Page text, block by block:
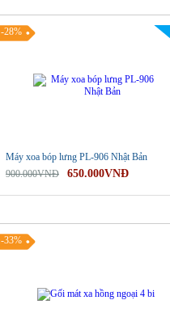
Máy xoa bóp lưng PL-906 Nhật Bản
900.000VNĐ
650.000VNĐ
-28%
-33%